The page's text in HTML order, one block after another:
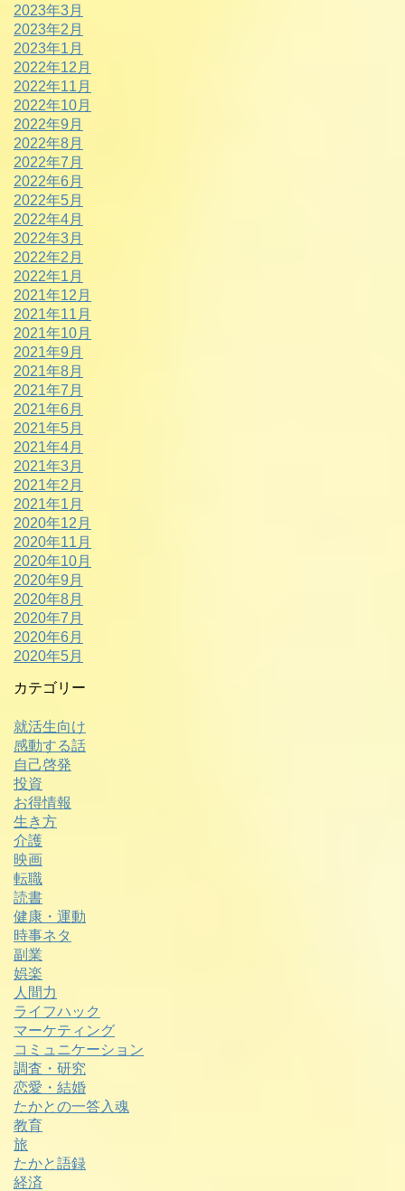
2023年3月
2023年2月
2023年1月
2022年12月
2022年11月
2022年10月
2022年9月
2022年8月
2022年7月
2022年6月
2022年5月
2022年4月
2022年3月
2022年2月
2022年1月
2021年12月
2021年11月
2021年10月
2021年9月
2021年8月
2021年7月
2021年6月
2021年5月
2021年4月
2021年3月
2021年2月
2021年1月
2020年12月
2020年11月
2020年10月
2020年9月
2020年8月
2020年7月
2020年6月
2020年5月
カテゴリー
就活生向け
感動する話
自己啓発
投資
お得情報
生き方
介護
映画
転職
読書
健康・運動
時事ネタ
副業
娯楽
人間力
ライフハック
マーケティング
コミュニケーション
調査・研究
恋愛・結婚
たかとの一答入魂
教育
旅
たかと語録
経済